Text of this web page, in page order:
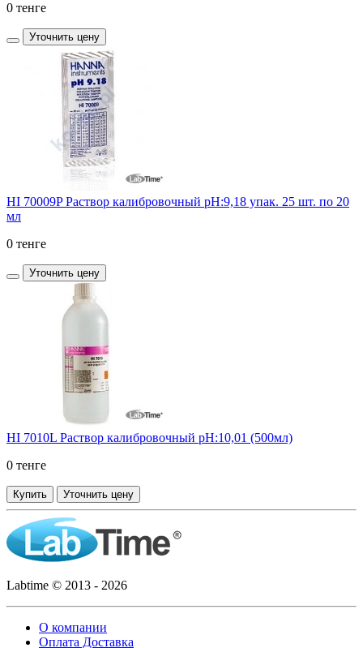
0 тенге
Уточнить цену
HI 70009P Раствор калибровочный рН:9,18 упак. 25 шт. по 20
мл
0 тенге
Уточнить цену
HI 7010L Раствор калибровочный рН:10,01 (500мл)
0 тенге
Купить Уточнить цену
Labtime © 2013 - 2026
О компании
Оплата Доставка